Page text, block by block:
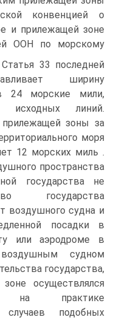
конвенцией о
и прилежащей зоне
ООН по морскому
Статья 33 последней
ширину
24 морские мили,
исходных линий.
зоны за
моря
12 морских миль .
пространства
государства не
государства
воздушного судна и
посадки в
или аэродроме в
судном
государства,
осуществлялся
на практике
случаев подобных